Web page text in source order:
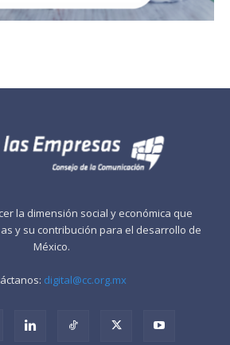
la dimensión social y económica que
y su contribución para el desarrollo de
México.
digital@cc.org.mx